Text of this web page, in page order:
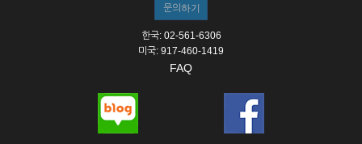
한국: 02-561-6306
미국: 917-460-1419
FAQ